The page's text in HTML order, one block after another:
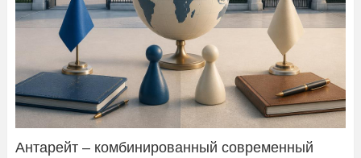
Антарейт – комбинированный современный